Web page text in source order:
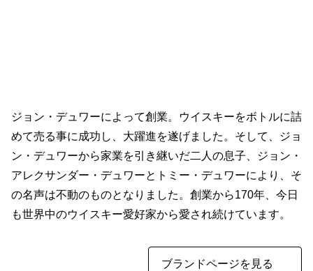
ジョン・デュワーによって創業。ウイスキーをボトルに詰
めて売る事に成功し、大躍進を遂げました。そして、ジョ
ン・デュワーから家業を引き継いだ二人の息子、ジョン・
アレクサンダー・デュワーとトミー・デュワーにより、そ
の名声は不動のものとなりました。創業から170年、今日
も世界中のウイスキー愛好家から愛され続けています。
ブランドページを見る